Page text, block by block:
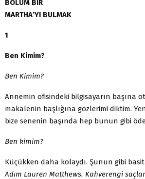
BÖLÜM BİR
MARTHA’YI BULMAK
1
Ben Kimim?
Ben Kimim?
Annemin ofisindeki bilgisayarın başına
makalenin başlığına gözlerimi diktim.
bize senenin başında hep bunun gibi
Ben kimim?
Küçükken daha kolaydı. Şunun gibi
Adım Lauren Matthews. Kahverengi